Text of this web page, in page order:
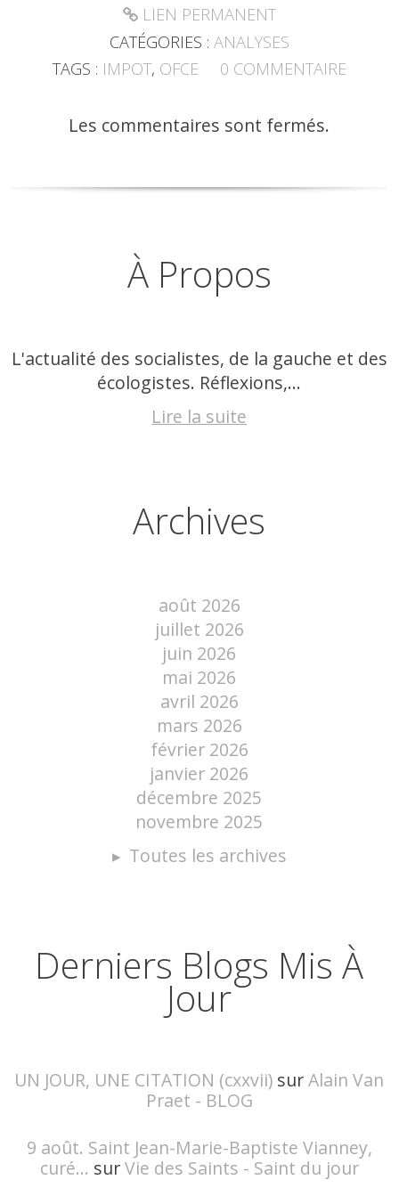
LIEN PERMANENT
CATÉGORIES : ANALYSES
TAGS : IMPOT, OFCE 0 COMMENTAIRE
Les commentaires sont fermés.
À Propos
L'actualité des socialistes, de la gauche et des
écologistes. Réflexions,...
Lire la suite
Archives
août 2026
juillet 2026
juin 2026
mai 2026
avril 2026
mars 2026
février 2026
janvier 2026
décembre 2025
novembre 2025
Toutes les archives
Derniers Blogs Mis À
Jour
UN JOUR, UNE CITATION (cxxvii) surAlain Van
Praet - BLOG
9 août. Saint Jean-Marie-Baptiste Vianney,
curé... surVie des Saints - Saint du jour